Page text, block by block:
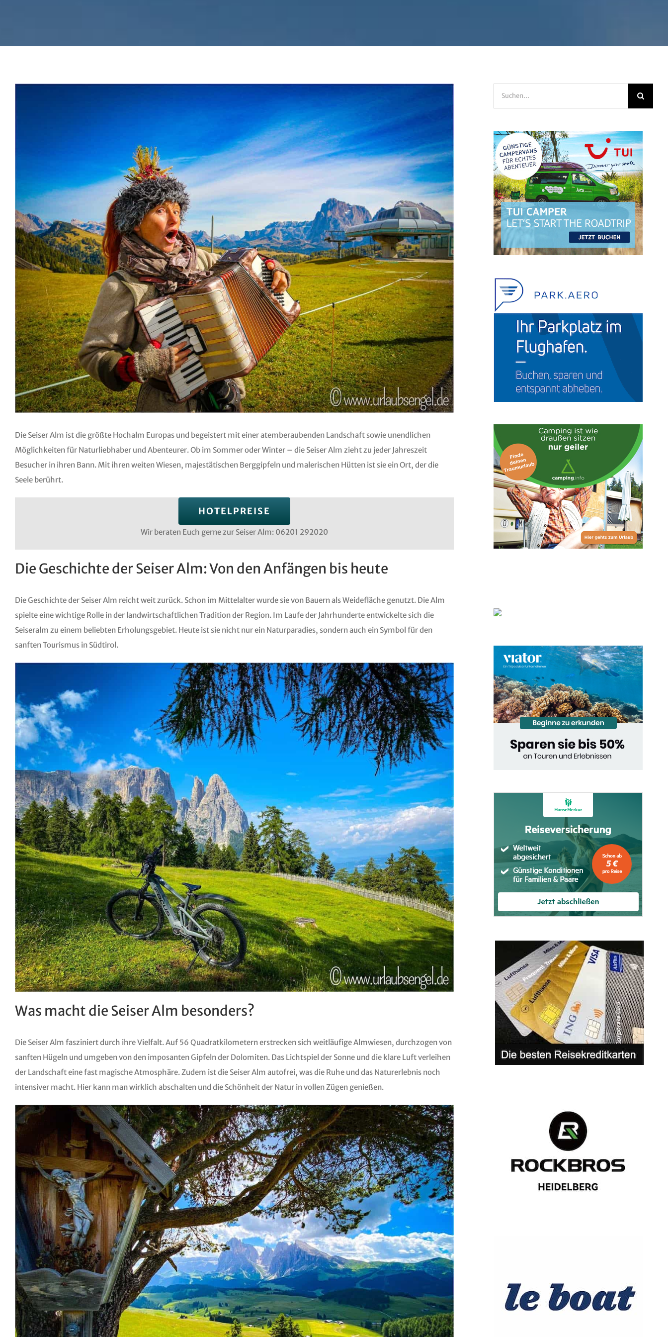
Die Seiser Alm ist die größte Hochalm Europas und begeistert mit einer atemberaubenden Landschaft sowie unendlichen
Möglichkeiten für Naturliebhaber und Abenteurer. Ob im Sommer oder Winter – die Seiser Alm zieht zu jeder Jahreszeit
Besucher in ihren Bann. Mit ihren weiten Wiesen, majestätischen Berggipfeln und malerischen Hütten ist sie ein Ort, der die
Seele berührt.
HOTELPREISE
Wir beraten Euch gerne zur Seiser Alm: 06201 292020
Die Geschichte der Seiser Alm: Von den Anfängen bis heute
Die Geschichte der Seiser Alm reicht weit zurück. Schon im Mittelalter wurde sie von Bauern als Weidefläche genutzt. Die Alm
spielte eine wichtige Rolle in der landwirtschaftlichen Tradition der Region. Im Laufe der Jahrhunderte entwickelte sich die
Seiseralm zu einem beliebten Erholungsgebiet. Heute ist sie nicht nur ein Naturparadies, sondern auch ein Symbol für den
sanften Tourismus in Südtirol.
Was macht die Seiser Alm besonders?
Die Seiser Alm fasziniert durch ihre Vielfalt. Auf 56 Quadratkilometern erstrecken sich weitläufige Almwiesen, durchzogen von
sanften Hügeln und umgeben von den imposanten Gipfeln der Dolomiten. Das Lichtspiel der Sonne und die klare Luft verleihen
der Landschaft eine fast magische Atmosphäre. Zudem ist die Seiser Alm autofrei, was die Ruhe und das Naturerlebnis noch
intensiver macht. Hier kann man wirklich abschalten und die Schönheit der Natur in vollen Zügen genießen.